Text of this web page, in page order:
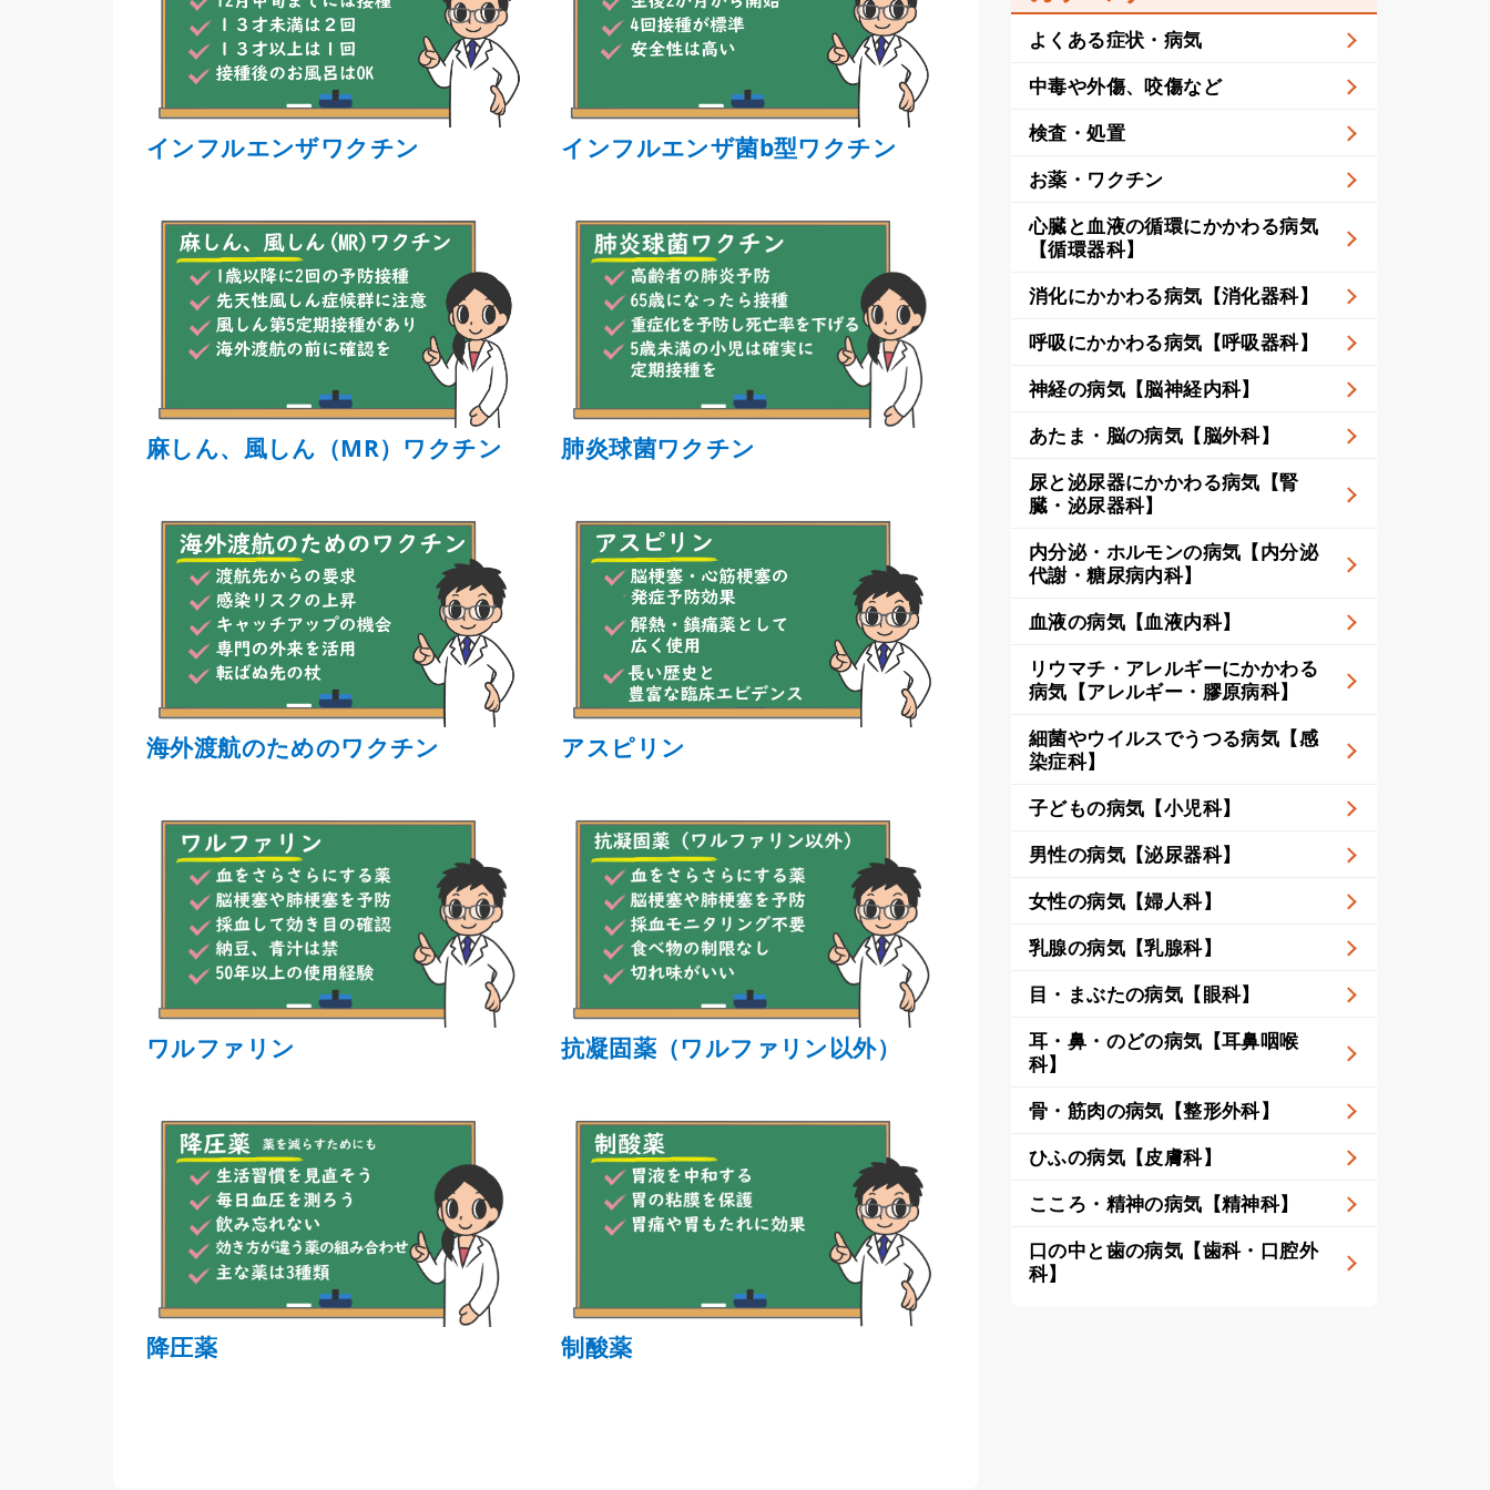
インフルエンザワクチン インフルエンザ菌b型ワクチン
麻しん、風しん（MR）ワクチン 肺炎球菌ワクチン
海外渡航のためのワクチン アスピリン
ワルファリン 抗凝固薬（ワルファリン以外）
降圧薬 制酸薬
よくある症状・病気
中毒や外傷、咬傷など
検査・処置
お薬・ワクチン
心臓と血液の循環にかかわる病気
【循環器科】
消化にかかわる病気【消化器科】
呼吸にかかわる病気【呼吸器科】
神経の病気【脳神経内科】
あたま・脳の病気【脳外科】
尿と泌尿器にかかわる病気【腎
臓・泌尿器科】
内分泌・ホルモンの病気【内分泌
代謝・糖尿病内科】
血液の病気【血液内科】
リウマチ・アレルギーにかかわる
病気【アレルギー・膠原病科】
細菌やウイルスでうつる病気【感
染症科】
子どもの病気【小児科】
男性の病気【泌尿器科】
女性の病気【婦人科】
乳腺の病気【乳腺科】
目・まぶたの病気【眼科】
耳・鼻・のどの病気【耳鼻咽喉
科】
骨・筋肉の病気【整形外科】
ひふの病気【皮膚科】
こころ・精神の病気【精神科】
口の中と歯の病気【歯科・口腔外
科】